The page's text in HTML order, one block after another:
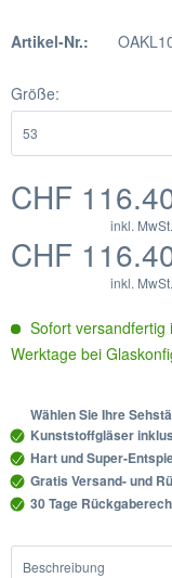
Artikel-Nr.:
Größe:
CHF
inkl. MwSt.
CHF
inkl. MwSt.
Sofort
Werktage bei
Wählen Sie Ihre
Kunststoffgläser
Hart und Super-
Gratis Versand- und
30 Tage
Beschreibung